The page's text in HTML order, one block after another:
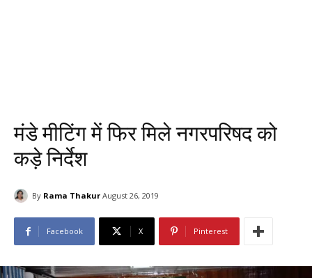
मंडे मीटिंग में फिर मिले नगरपरिषद को
कड़े निर्देश
By Rama Thakur August 26, 2019
Facebook X Pinterest